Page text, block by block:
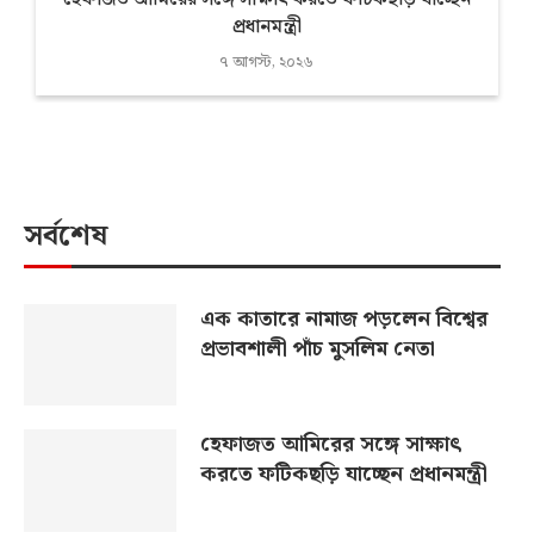
প্রধানমন্ত্রী
৭ আগস্ট, ২০২৬
সর্বশেষ
এক কাতারে নামাজ পড়লেন বিশ্বের
প্রভাবশালী পাঁচ মুসলিম নেতা
হেফাজত আমিরের সঙ্গে সাক্ষাৎ
করতে ফটিকছড়ি যাচ্ছেন প্রধানমন্ত্রী